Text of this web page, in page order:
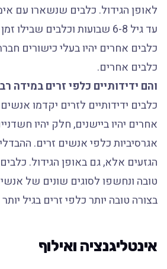
לאופן הגידול. כלבים שנשארו עם
עד גיל 6-8 שבועות וכלבים
כלבים אחרים יהיו בעלי כישורים
כלבים אחרים.
והם ידידותיים כלפי זרים במידה
כלבים ידידותיים לזרים יקדמו
אחרים יהיו ביישנים, חלק יהיו
אגרסיביות כלפי אנשים זרים.
הגזעים אלא, גם באופן הגידול.
טובה ונחשפו לסוגים שונים של
בצורה טובה יותר כלפי זרים בגיל
אינטליגנציה ואילוף